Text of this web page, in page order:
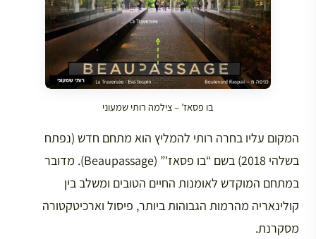
בו פסאז’ – צילמה רותי שמעוני
המקום עליו בחרה רותי להמליץ הוא מתחם חדש (נפתח
בשלהי 2018) בשם “בו פסאז'” (Beaupassage). מדובר
במתחם המוקדש לאומנות החיים הטובים ומשלב בין
קולינאריה מהרמות הגבוהות ביותר, פיסול וארכיטקטורה
מסקרנת.